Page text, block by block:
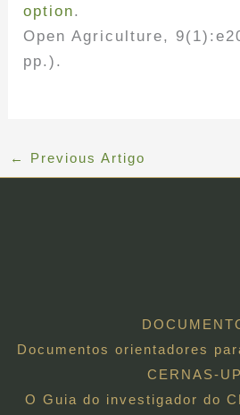
option.
Open Agriculture,
pp.).
← Previous Artigo
Documentos orientadores
CERNAS-
O Guia do investigador do